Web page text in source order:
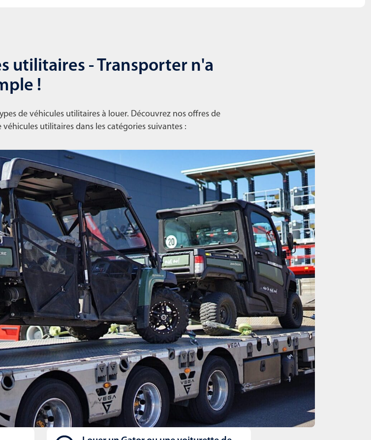
utilitaires - Transporter n'a
!
de véhicules utilitaires à louer. Découvrez nos offres de
utilitaires dans les catégories suivantes :